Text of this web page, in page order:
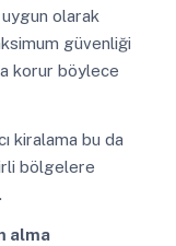
uygun olarak
güvenliği
korur böylece
kiralama bu da
bölgelere
alma